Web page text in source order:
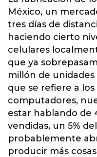
México, un
tres días de
haciendo cierto
celulares
que ya
millón de
que se refiere a
computadores,
estar hablando de
vendidas, un 5%
probablemente
producir más